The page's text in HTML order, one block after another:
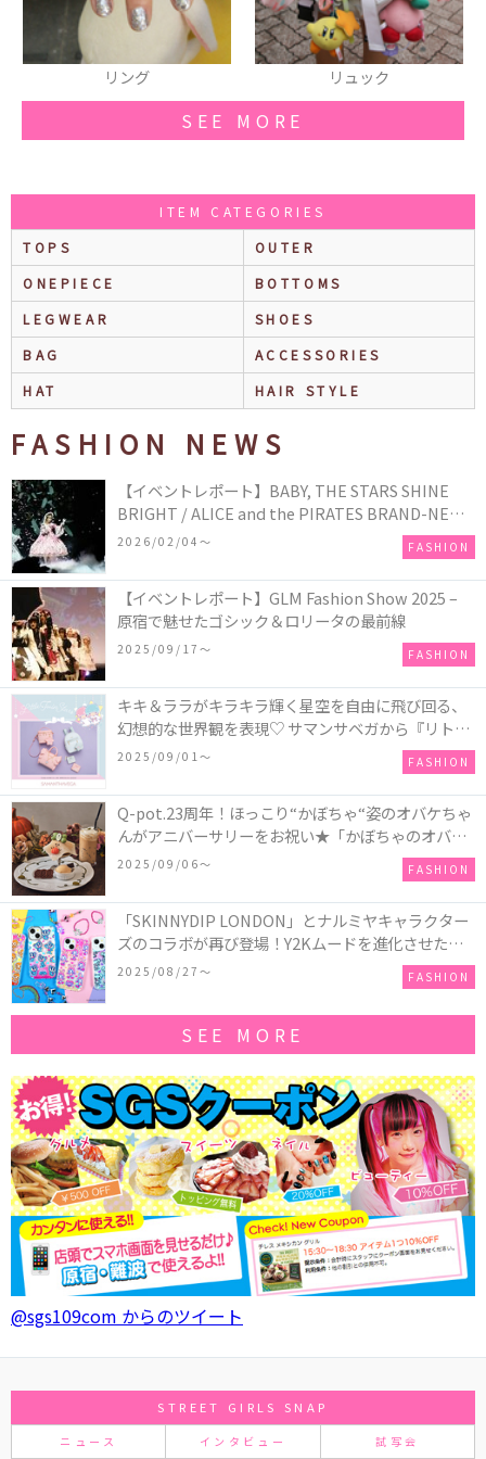
リュック リング
SEE MORE
ITEM CATEGORIES
TOPS
OUTER
ONEPIECE
BOTTOMS
LEGWEAR
SHOES
BAG
ACCESSORIES
HAT
HAIR STYLE
FASHION NEWS
【イベントレポート】BABY, THE STARS SHINE
BRIGHT / ALICE and the PIRATES BRAND-NEW
COLLECTION in TOKYO
2026/02/04〜 FASHION
【イベントレポート】GLM Fashion Show 2025 –
原宿で魅せたゴシック＆ロリータの最前線
2025/09/17〜 FASHION
キキ＆ララがキラキラ輝く星空を自由に飛び回る、
幻想的な世界観を表現♡ サマンサベガから『リトル
ツインスターズ』50周年アニバーサリーイヤー』を
2025/09/01〜 FASHION
Q-pot.23周年！ほっこり“かぼちゃ“姿のオバケちゃ
んがアニバーサリーをお祝い★「かぼちゃのオバケ
ーキアクセサリー」が新発売！Q-pot CAFE.では
「かぼちゃのオバケーキプレート」も登場
2025/09/06〜 FASHION
「SKINNYDIP LONDON」とナルミヤキャラクター
ズのコラボが再び登場！Y2Kムードを進化させた新
作コレクションを発売♪
2025/08/27〜 FASHION
SEE MORE
@sgs109com からのツイート
STREET GIRLS SNAP
ニュース インタビュー 試写会